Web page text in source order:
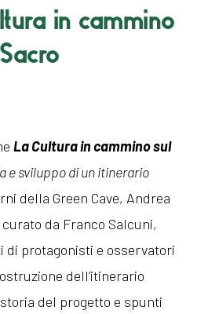
in cammino
La Cultura in cammino sul
e sviluppo di un itinerario
della Green Cave, Andrea
da Franco Salcuni,
di protagonisti e osservatori
dell’itinerario
del progetto e spunti